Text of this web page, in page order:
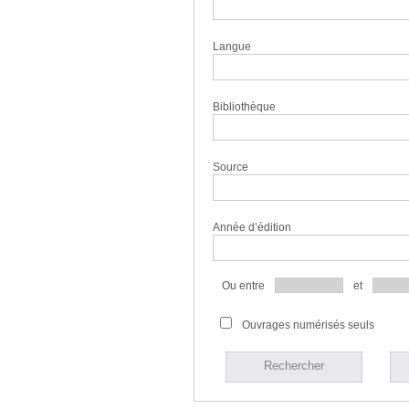
Langue
Bibliothèque
Source
Année d’édition
Ou entre et
Ouvrages numérisés seuls
Rechercher